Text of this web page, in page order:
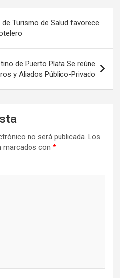
Turismo de Salud favorece
de Puerto Plata Se reúne
y Aliados Público-Privado
no será publicada. Los
marcados con *